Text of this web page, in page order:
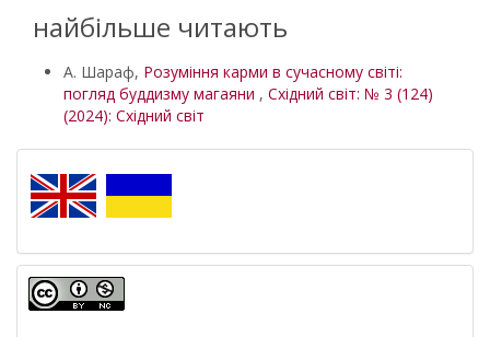
найбільше читають
А. Шараф, Розуміння карми в сучасному світі:
погляд буддизму магаяни , Східний світ: № 3 (124)
(2024): Східний світ